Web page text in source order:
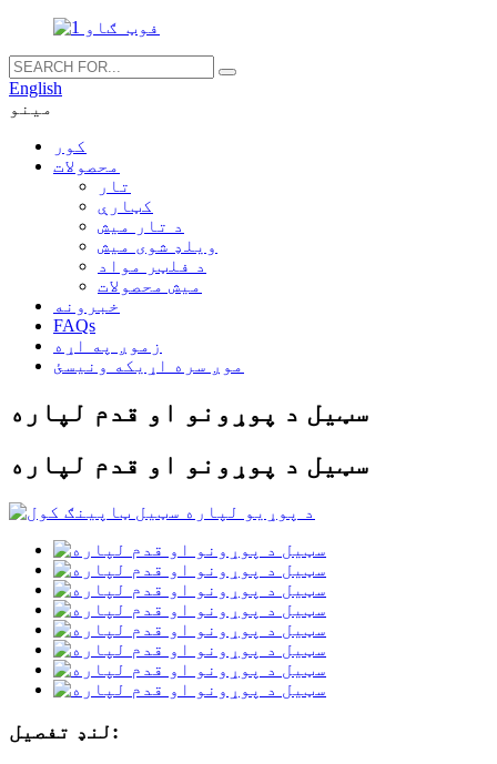
English
مینو
کور
محصولات
تار
کټارې
د تار میش
ویلډ شوی میش
د فلټر مواد
میش محصولات
خبرونه
FAQs
زموږ په اړه
موږ سره اړیکه ونیسئ
سټیل د پوړونو او قدم لپاره
سټیل د پوړونو او قدم لپاره
لنډ تفصیل: